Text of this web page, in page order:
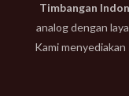
Timbangan
analog dengan
Kami